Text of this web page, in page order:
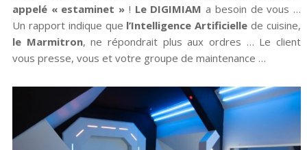
appelé « estaminet » ! Le DIGIMIAM a besoin de vous …
Un rapport indique que l’Intelligence Artificielle de cuisine,
le Marmitron, ne répondrait plus aux ordres … Le client
vous presse, vous et votre groupe de maintenance …